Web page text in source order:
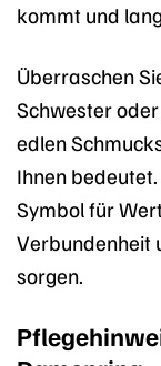
kommt und
Überraschen
Schwester
edlen
Ihnen
Symbol für
Verbundenheit
sorgen.